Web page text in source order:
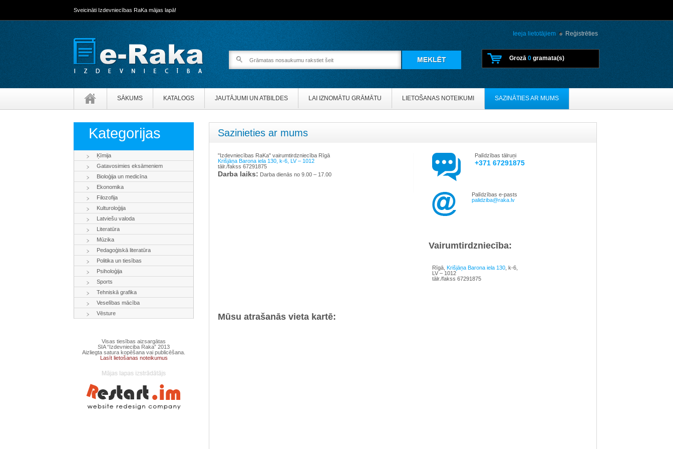
Sveicināti Izdevniecības RaKa mājas lapā!
Ieeja lietotājiem Reģistrēties
Grozā 0 gramata(s)
SĀKUMS KATALOGS JAUTĀJUMI UN ATBILDES LAI IZNOMĀTU GRĀMĀTU LIETOŠANAS NOTEIKUMI SAZINĀTIES AR MUMS
Kategorijas
Ķīmija
Gatavosimies eksāmeniem
Bioloģija un medicīna
Ekonomika
Filozofija
Kulturoloģija
Latviešu valoda
Literatūra
Mūzika
Pedagoģiskā literatūra
Politika un tiesības
Psiholoģija
Sports
Tehniskā grafika
Veselības mācība
Vēsture
Visas tiesības aizsargātas
SIA “Izdevnieciba Raka” 2013
Aizliegta satura kopēšana vai publicēšana.
Lasīt lietošanas noteikumus
Sazinieties ar mums
"Izdevniecības RaKa" vairumtirdzniecība Rīgā
Krišjāņa Barona iela 130, k-6, LV – 1012
tālr./fakss 67291875
Darba laiks: Darba dienās no 9.00 – 17.00
Palīdzības tālruņi
+371 67291875
Palīdzības e-pasts
palidziba@raka.lv
Vairumtirdzniecība:
Rīgā, Krišjāņa Barona iela 130 , k-6,
LV – 1012
tālr./fakss 67291875
Mūsu atrašanās vieta kartē: